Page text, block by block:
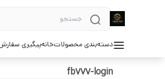
دسته‌بندی محصولاتخانهپیگیری
fb777-login